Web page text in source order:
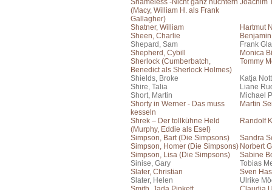
Shameless -Nicht ganz nüchtern
(Macy, William H. als Frank
Gallagher)
Joachim
Shatner, William
Hartmut
Sheen, Charlie
Shepard, Sam
Frank
Shepherd, Cybill
Monica
Sherlock (Cumberbatch,
Benedict als Sherlock Holmes)
Tommy
Shields, Broke
Katja
Shire, Talia
Liane
Short, Martin
Michael
Shorty in Werner - Das muss
kesseln
Martin
Shrek – Der tollkühne Held
(Murphy, Eddie als Esel)
Randolf
Simpson, Bart (Die Simpsons)
Sandra
Simpson, Homer (Die Simpsons) Norbert
Simpson, Lisa (Die Simpsons)
Sabine
Sinise, Gary
Tobias
Slater, Christian
Sven
Slater, Helen
Ulrike